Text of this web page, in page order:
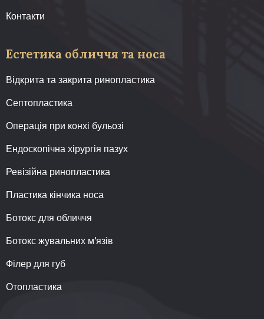
Контакти
Естетика обличчя та носа
Відкрита та закрита ринопластика
Септопластика
Операція при конхі бульозі
Ендоскопічна хірургія пазух
Ревізійна ринопластика
Пластика кінчика носа
Ботокс для обличчя
Ботокс жувальних м'язів
Філер для губ
Отопластика